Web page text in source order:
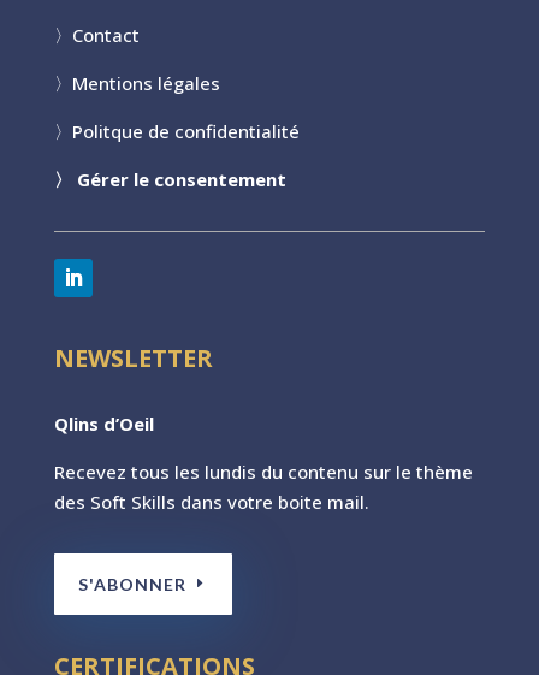
〉 Contact
〉 Mentions légales
〉 Politque de confidentialité
〉 Gérer le consentement
NEWSLETTER
Qlins d’Oeil
Recevez tous les lundis du contenu sur le thème
des Soft Skills dans votre boite mail.
S'ABONNER
CERTIFICATIONS